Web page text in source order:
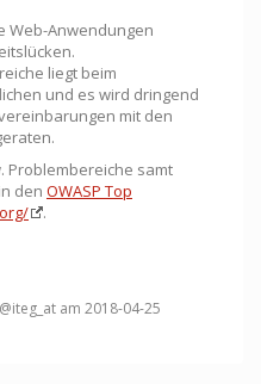
Web-Anwendungen
liegt beim
und es wird dringend
mit den
Problembereiche samt
den OWASP Top
.
am 2018-04-25